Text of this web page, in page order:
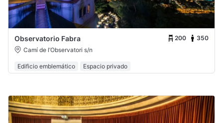
Observatorio Fabra 200
350
Camí de l’Observatori s/n
Edificio emblemático Espacio privado